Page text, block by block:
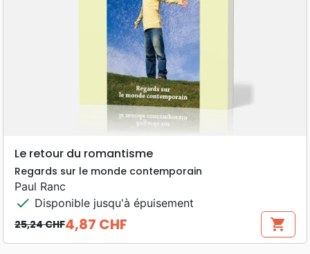
Le retour du romantisme
Regards sur le monde contemporain
Paul Ranc
check Disponible jusqu'à épuisement
Prix de base
25,24 CHF
Prix 4,87 CHF shopping_cart